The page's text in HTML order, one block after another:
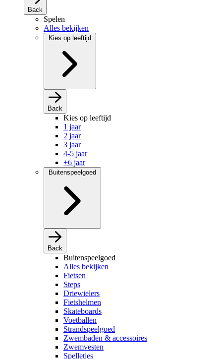
Back
Spelen
Alles bekijken
Kies op leeftijd
Back
Kies op leeftijd
1 jaar
2 jaar
3 jaar
4-5 jaar
+6 jaar
Buitenspeelgoed
Back
Buitenspeelgoed
Alles bekijken
Fietsen
Steps
Driewielers
Fietshelmen
Skateboards
Voetballen
Strandspeelgoed
Zwembaden & accessoires
Zwemvesten
Spelletjes